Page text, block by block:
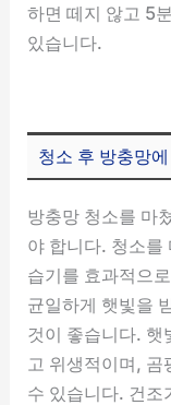
하면 떼지 않고 5
있습니다.
청소 후 방충망
방충망 청소를 마
야 합니다. 청소를
습기를 효과적으
균일하게 햇빛을
것이 좋습니다. 햇
고 위생적이며,
수 있습니다. 건조